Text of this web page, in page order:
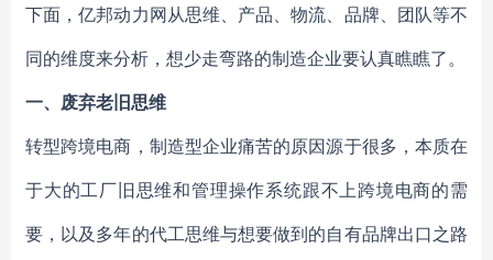
下面，亿邦动力网从思维、产品、物流、品牌、团队等不
同的维度来分析，想少走弯路的制造企业要认真瞧瞧了。
一、废弃老旧思维
转型跨境电商，制造型企业痛苦的原因源于很多，本质在
于大的工厂旧思维和管理操作系统跟不上跨境电商的需
要，以及多年的代工思维与想要做到的自有品牌出口之路